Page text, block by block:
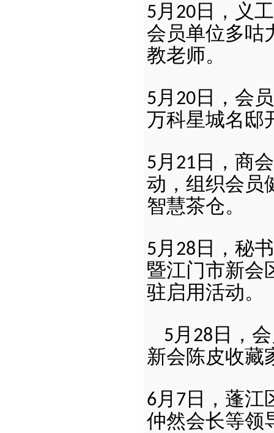
5月 20 日，义
会员单位多咕
教老师。
5月 20 日，会
万科星城名邸
5月 21 日，商
动，组织会员
智慧茶仓。
5月 28 日，秘
暨江门市新会
驻启用活动。
5月 28 日，
新会陈皮收藏
6月 7 日，蓬江
仲然会长等领